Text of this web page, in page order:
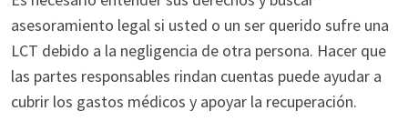
asesoramiento legal si usted o un ser querido sufre una
LCT debido a la negligencia de otra persona. Hacer que
las partes responsables rindan cuentas puede ayudar a
cubrir los gastos médicos y apoyar la recuperación.